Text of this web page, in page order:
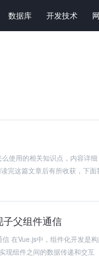
数据库 开发技术
使用的相关知识点，内容详
完这篇文章后有所收获，下面
父组件通信
中不可
现组件之间的数据传递和交互